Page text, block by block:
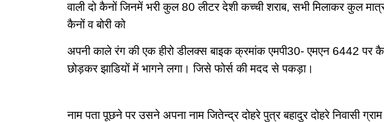
वाली दो कैनों जिनमें भरी कुल 80 लीटर देशी कच्ची शराब, सभी मिलाकर कुल
कैनों व बोरी को
अपनी काले रंग की एक हीरो डीलक्स बाइक क्रमांक एमपी30- एमएन 6442 पर
छोड़कर झाडियों में भागने लगा। जिसे फोर्स की मदद से पकड़ा।
नाम पता पूछने पर उसने अपना नाम जितेन्द्र दोहरे पुत्र बहादुर दोहरे निवासी